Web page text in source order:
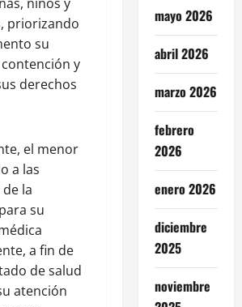
priorizando
su
y
derechos
el menor
a las
la
su
a fin de
de salud
atención
mayo 2026
abril 2026
marzo 2026
febrero
2026
enero 2026
diciembre
2025
noviembre